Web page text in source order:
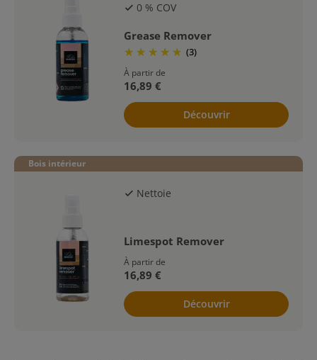
check 0 % COV
Grease Remover
(3)
À partir de
16,89 €
Découvrir
Bois intérieur
check Nettoie
Limespot Remover
À partir de
16,89 €
Découvrir